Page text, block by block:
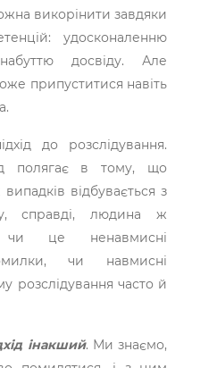
викорінити завдяки
удосконаленню
досвіду. Але
припуститися навіть
до розслідування.
­полягає в тому, що
відбувається з
справді, людина ж
чи це ненавмисні
чи навмисні
розслідування часто й
інакший. Ми знаємо,